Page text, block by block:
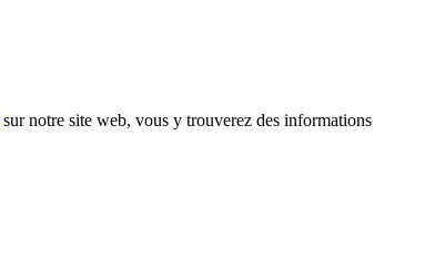
sur notre site web, vous y trouverez des informations